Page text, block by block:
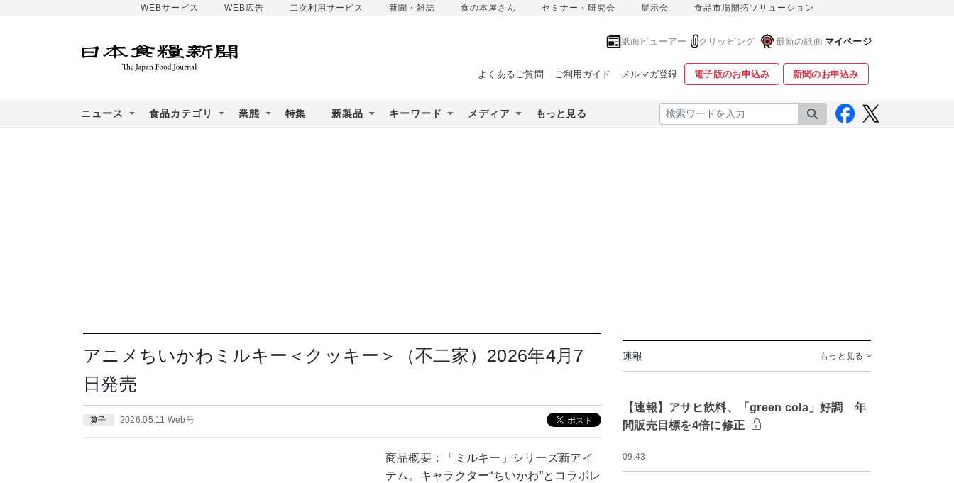
WEBサービス WEB広告 二次利用サービス 新聞・雑誌 食の本屋さん セミナー・研究会 展示会 食品市場開拓ソリューション
紙面ビューアー クリッピング 最新の紙面 マイページ
よくあるご質問 ご利用ガイド メルマガ登録 電子版のお申込み 新聞のお申込み
ニュース 食品カテゴリ 業態 特集 新製品 キーワード メディア もっと見る 検索
アニメちいかわミルキー＜クッキー＞（不二家）2026年4月7
日発売
菓子 2026.05.11 Web号
商品概要：「ミルキー」シリーズ新アイ
テム。キャラクター“ちいかわ”とコラボレ
速報 もっと見る >
【速報】アサヒ飲料、「green cola」好調 年
間販売目標を4倍に修正
09:43